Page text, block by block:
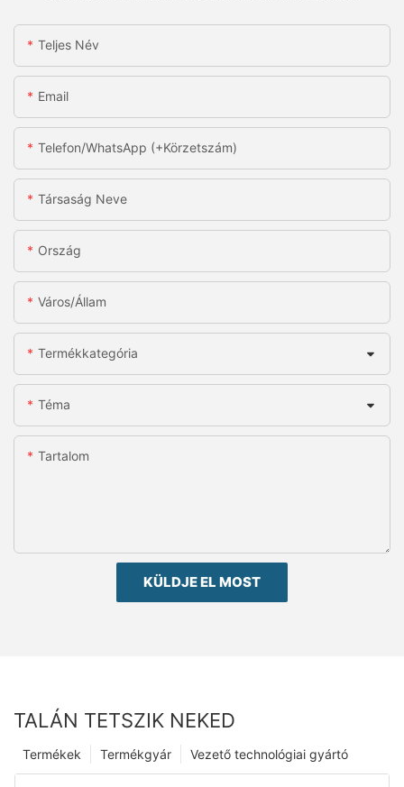
Teljes Név
Email
Telefon/WhatsApp (+körzetszám)
Társaság Neve
Ország
Város/állam
Termékkategória
Téma
Tartalom
KÜLDJE EL MOST
TALÁN TETSZIK NEKED
Vezető technológiai gyártó
Termékgyár
Termékek